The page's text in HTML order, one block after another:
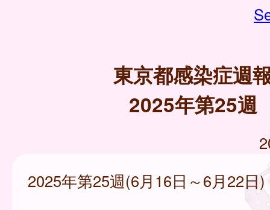
東京都感染症週
2025年第25週
2025年第25週(6月16日～6月22日)